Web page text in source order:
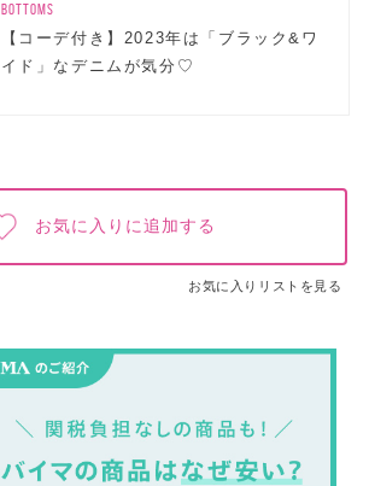
BOTTOMS
【コーデ付き】2023年は「ブラック&ワ
イド」なデニムが気分♡
お気に入りに追加する
お気に入りリストを見る